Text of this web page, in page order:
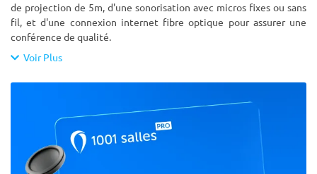
de projection de 5m, d'une sonorisation avec micros fixes ou sans
fil, et d'une connexion internet fibre optique pour assurer une
conférence de qualité.
Voir Plus